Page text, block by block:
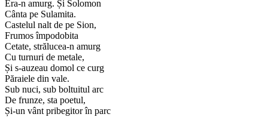
Era-n amurg. Și Solomon
Cânta pe Sulamita.
Castelul nalt de pe Sion,
Frumos împodobita
Cetate, strălucea-n amurg
Cu turnuri de metale,
Și s-auzeau domol ce curg
Păraiele din vale.
Sub nuci, sub boltuitul arc
De frunze, sta poetul,
Și-un vânt pribegitor în parc